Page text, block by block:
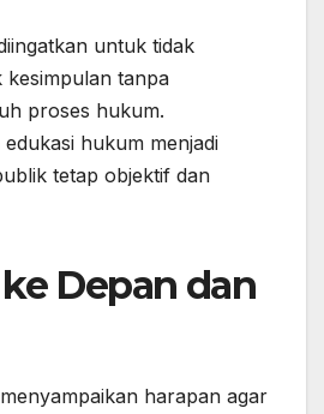
untuk tidak
kesimpulan tanpa
proses hukum.
hukum menjadi
tetap objektif dan
Depan dan
harapan agar